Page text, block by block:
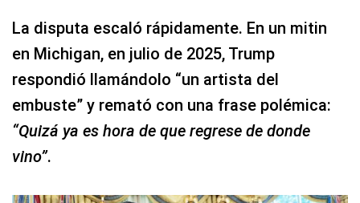
La disputa escaló rápidamente. En un mitin
en Michigan, en julio de 2025, Trump
respondió llamándolo “un artista del
embuste” y remató con una frase polémica:
“Quizá ya es hora de que regrese de donde
vino”.